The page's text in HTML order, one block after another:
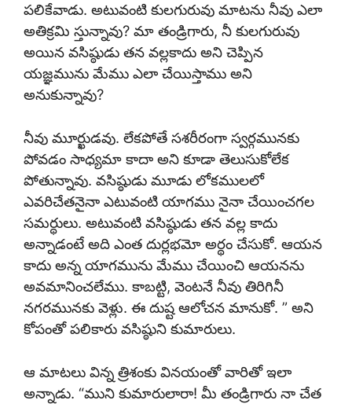
పలికేవాడు. అటువంటి కులగురువు మాటను నీవు ఎలా
అతిక్రమి స్తున్నావు? మా తండ్రిగారు, నీ కులగురువు
అయిన వసిష్ఠుడు తన వల్లకాదు అని చెప్పిన
యజ్ఞమును మేము ఎలా చేయిస్తాము అని
అనుకున్నావు?
నీవు మూర్ఖుడవు. లేకపోతే సశరీరంగా స్వర్గమునకు
పోవడం సాధ్యమా కాదా అని కూడా తెలుసుకోలేక
పోతున్నావు. వసిష్ఠుడు మూడు లోకములలో
ఎవరిచేతనైనా ఎటువంటి యాగము నైనా చేయించగల
సమర్థులు. అటువంటి వసిష్ఠుడు తన వల్ల కాదు
అన్నాడంటే అది ఎంత దుర్లభమో అర్థం చేసుకో. ఆయన
కాదు అన్న యాగమును మేము చేయించి ఆయనను
అవమానించలేము. కాబట్టి, వెంటనే నీవు తిరిగినీ
నగరమునకు వెళ్లు. ఈ దుష్ట ఆలోచన మానుకో. ” అని
కోపంతో పలికారు వసిష్ఠుని కుమారులు.
ఆ మాటలు విన్న త్రిశంకు వినయంతో వారితో ఇలా
అన్నాడు. “ముని కుమారులారా! మీ తండ్రిగారు నా చేత